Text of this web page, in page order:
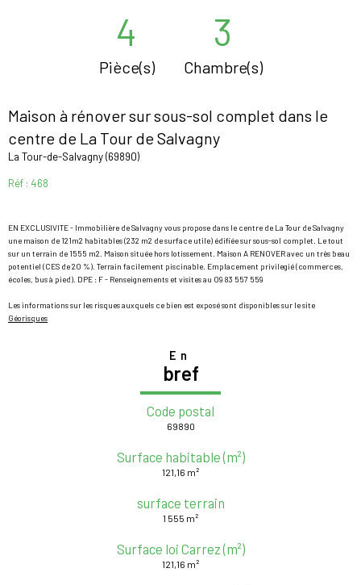
4
Pièce(s)
3
Chambre(s)
Maison à rénover sur sous-sol complet dans le
centre de La Tour de Salvagny
La Tour-de-Salvagny (69890)
Réf : 468
EN EXCLUSIVITE - Immobilière de Salvagny vous propose dans le centre de La Tour de Salvagny
une maison de 121m2 habitables (232 m2 de surface utile) édifiée sur sous-sol complet. Le tout
sur un terrain de 1555 m2. Maison située hors lotissement. Maison A RENOVER avec un très beau
potentiel (CES de 20 %). Terrain facilement piscinable. Emplacement privilegié (commerces,
écoles, bus à pied). DPE : F - Renseignements et visites au 09 83 557 559
Les informations sur les risques auxquels ce bien est exposé sont disponibles sur le site
Géorisques
En
bref
Code postal
69890
Surface habitable (m²)
121,16 m²
surface terrain
1 555 m²
Surface loi Carrez (m²)
121,16 m²